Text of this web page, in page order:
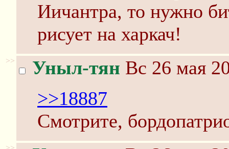
Иичантра, то нужно
рисует на харкач!
>> Уныл-тян Вс 26 мая
>>18887
Смотрите,